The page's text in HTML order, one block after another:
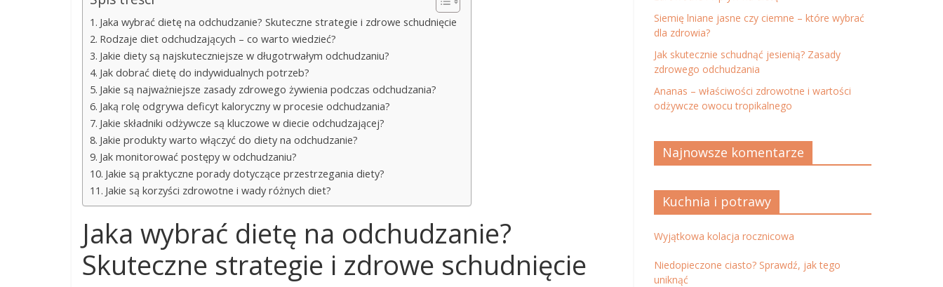
Jaka wybrać dietę na odchudzanie? Skuteczne strategie i zdrowe schudnięcie
Rodzaje diet odchudzających – co warto wiedzieć?
Jakie diety są najskuteczniejsze w długotrwałym odchudzaniu?
Jak dobrać dietę do indywidualnych potrzeb?
Jakie są najważniejsze zasady zdrowego żywienia podczas odchudzania?
Jaką rolę odgrywa deficyt kaloryczny w procesie odchudzania?
Jakie składniki odżywcze są kluczowe w diecie odchudzającej?
Jakie produkty warto włączyć do diety na odchudzanie?
Jak monitorować postępy w odchudzaniu?
Jakie są praktyczne porady dotyczące przestrzegania diety?
Jakie są korzyści zdrowotne i wady różnych diet?
Jaka wybrać dietę na odchudzanie?
Skuteczne strategie i zdrowe schudnięcie
Siemię lniane jasne czy ciemne – które wybrać
dla zdrowia?
Jak skutecznie schudnąć jesienią? Zasady
zdrowego odchudzania
Ananas – właściwości zdrowotne i wartości
odżywcze owocu tropikalnego
Najnowsze komentarze
Kuchnia i potrawy
Wyjątkowa kolacja rocznicowa
Niedopieczone ciasto? Sprawdź, jak tego
uniknąć